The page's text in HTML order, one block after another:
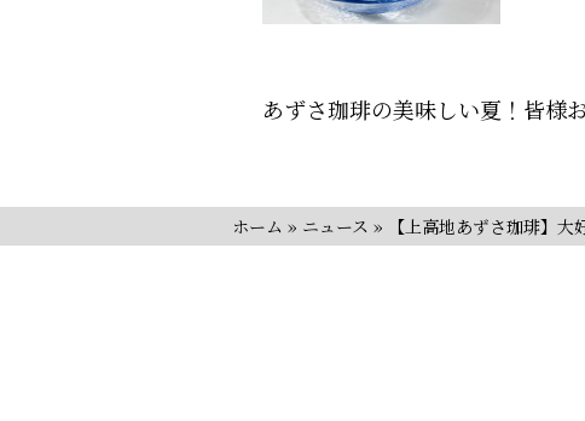
あずさ珈琲の美味しい夏！皆様
ホーム » ニュース » 【上高地あずさ珈琲】